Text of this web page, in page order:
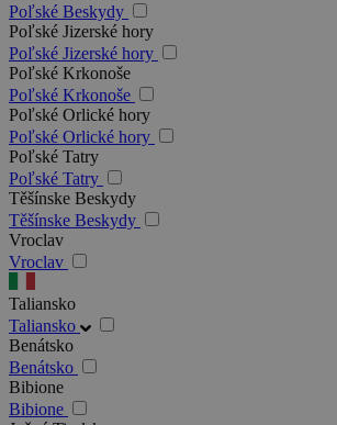
Poľské Beskydy
Poľské Jizerské hory
Poľské Jizerské hory
Poľské Krkonoše
Poľské Krkonoše
Poľské Orlické hory
Poľské Orlické hory
Poľské Tatry
Poľské Tatry
Těšínske Beskydy
Těšínske Beskydy
Vroclav
Vroclav
Taliansko
Taliansko
Benátsko
Benátsko
Bibione
Bibione